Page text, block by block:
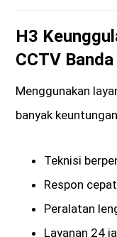
H3
CCTV
Menggunakan
banyak
Teknisi
Respon
Peralatan
Layanan 24